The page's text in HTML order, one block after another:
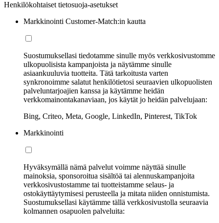
Henkilökohtaiset tietosuoja-asetukset
Markkinointi Customer-Match:in kautta
Suostumuksellasi tiedotamme sinulle myös verkkosivustomme
ulkopuolisista kampanjoista ja näytämme sinulle
asiaankuuluvia tuotteita. Tätä tarkoitusta varten
synkronoimme salatut henkilötietosi seuraavien ulkopuolisten
palveluntarjoajien kanssa ja käytämme heidän
verkkomainontakanaviaan, jos käytät jo heidän palvelujaan:
Bing, Criteo, Meta, Google, LinkedIn, Pinterest, TikTok
Markkinointi
Hyväksymällä nämä palvelut voimme näyttää sinulle
mainoksia, sponsoroitua sisältöä tai alennuskampanjoita
verkkosivustostamme tai tuotteistamme selaus- ja
ostokäyttäytymisesi perusteella ja mitata niiden onnistumista.
Suostumuksellasi käytämme tällä verkkosivustolla seuraavia
kolmannen osapuolen palveluita: